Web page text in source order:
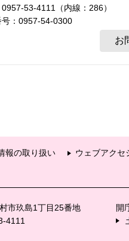
53-4111（内線：286）
号：0957-54-0300
報の取り扱い ウェブアクセ
市玖島1丁目25番地
4111
開